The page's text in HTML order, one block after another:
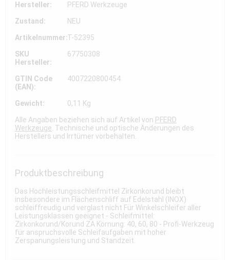
Hersteller:
PFERD Werkzeuge
Zustand:
NEU
Artikelnummer:T-52395
SKU
Hersteller:
67750308
GTIN Code
(EAN):
4007220800454
Gewicht:
0,11 Kg
Alle Angaben beziehen sich auf Artikel von PFERD
Werkzeuge . Technische und optische Änderungen des
Herstellers und Irrtümer vorbehalten.
Produktbeschreibung
Das Hochleistungsschleifmittel Zirkonkorund bleibt
insbesondere im Flächenschliff auf Edelstahl (INOX)
schleiffreudig und verglast nicht Für Winkelschleifer aller
Leistungsklassen geeignet - Schleifmittel:
Zirkonkorund/Korund ZA Körnung: 40, 60, 80 - Profi-Werkzeug
für anspruchsvolle Schleifaufgaben mit hoher
Zerspanungsleistung und Standzeit.